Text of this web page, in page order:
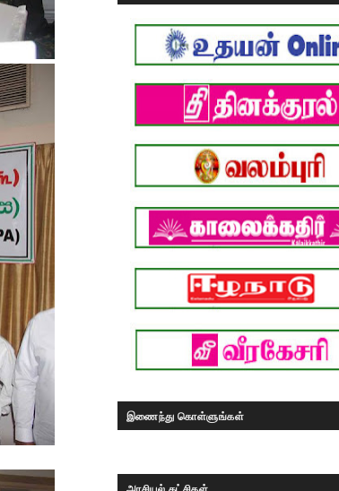
இணைந்து கொள்ளுங்கள்
அரசியல் கட்சிகள்